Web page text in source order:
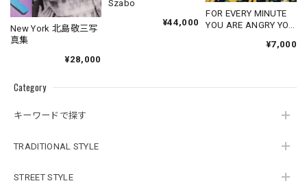
Category
キーワードで探す
TRADITIONAL STYLE
STREET STYLE
New York 北島敬三写
真集
¥28,000
Szabo
¥44,000
FOR EVERY MINUTE
YOU ARE ANGRY YOU
¥7,000